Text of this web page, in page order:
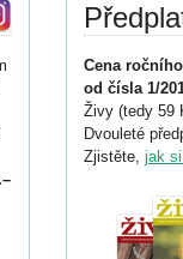
Cena
od čísla 1/
Živy (tedy 59
Dvouleté
Zjistěte, jak